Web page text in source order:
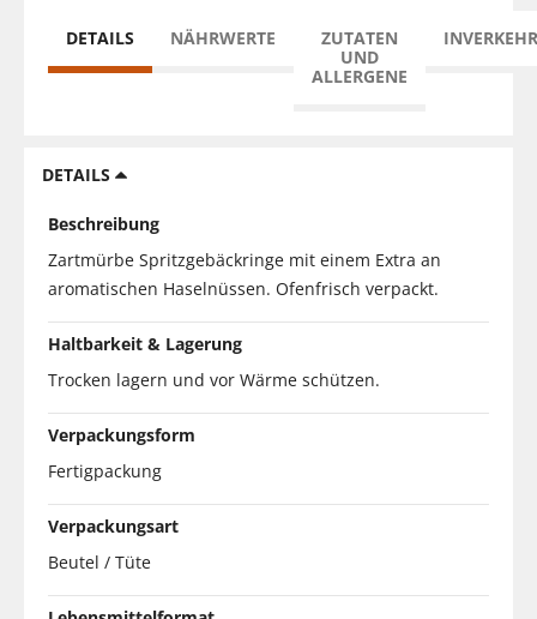
DETAILS NÄHRWERTE
ZUTATEN
UND
ALLERGENE
DETAILS
Beschreibung
Zartmürbe Spritzgebäckringe mit einem Extra an
aromatischen Haselnüssen. Ofenfrisch verpackt.
Haltbarkeit & Lagerung
Trocken lagern und vor Wärme schützen.
Verpackungsform
Fertigpackung
Verpackungsart
Beutel / Tüte